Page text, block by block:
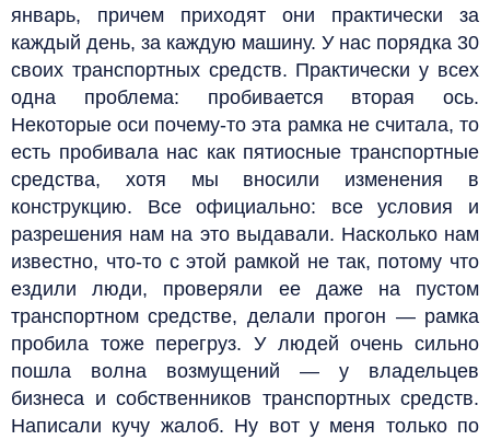
январь, причем приходят они практически за
каждый день, за каждую машину. У нас порядка 30
своих транспортных средств. Практически у всех
одна проблема: пробивается вторая ось.
Некоторые оси почему-то эта рамка не считала, то
есть пробивала нас как пятиосные транспортные
средства, хотя мы вносили изменения в
конструкцию. Все официально: все условия и
разрешения нам на это выдавали. Насколько нам
известно, что-то с этой рамкой не так, потому что
ездили люди, проверяли ее даже на пустом
транспортном средстве, делали прогон — рамка
пробила тоже перегруз. У людей очень сильно
пошла волна возмущений — у владельцев
бизнеса и собственников транспортных средств.
Написали кучу жалоб. Ну вот у меня только по